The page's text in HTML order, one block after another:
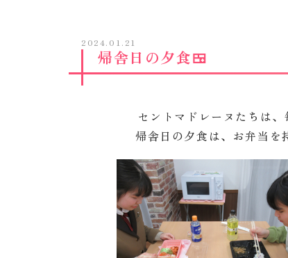
2024.01.21
帰舎日の夕食🍱
セントマドレーヌたちは
帰舎日の夕食は、お弁当を